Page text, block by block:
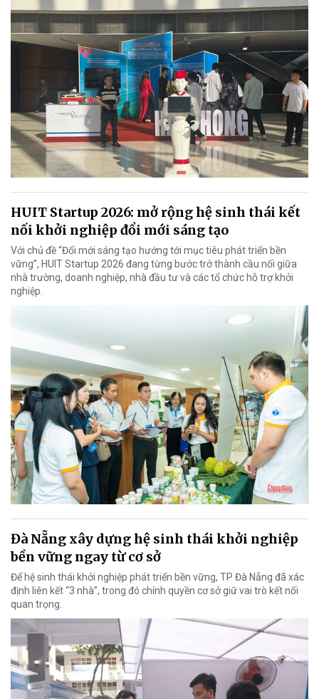
HUIT Startup 2026: mở rộng hệ sinh thái kết
nối khởi nghiệp đổi mới sáng tạo
Với chủ đề “Đổi mới sáng tạo hướng tới mục tiêu phát triển bền
vững”, HUIT Startup 2026 đang từng bước trở thành cầu nối giữa
nhà trường, doanh nghiệp, nhà đầu tư và các tổ chức hỗ trợ khởi
nghiệp.
Đà Nẵng xây dựng hệ sinh thái khởi nghiệp
bền vững ngay từ cơ sở
Để hệ sinh thái khởi nghiệp phát triển bền vững, TP Đà Nẵng đã xác
định liên kết “3 nhà”, trong đó chính quyền cơ sở giữ vai trò kết nối
quan trọng.